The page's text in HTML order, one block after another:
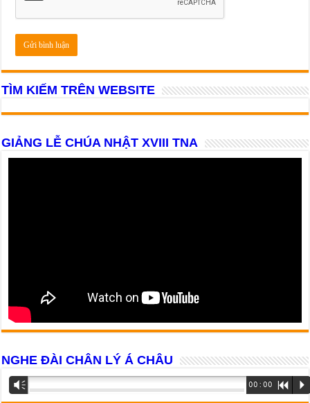
TÌM KIẾM TRÊN WEBSITE
GIẢNG LỄ CHÚA NHẬT XVIII TNA
NGHE ĐÀI CHÂN LÝ Á CHÂU
Trình
phát
Vm 00:00 R P